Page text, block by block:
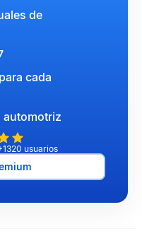
de
cada
automotriz
usuarios